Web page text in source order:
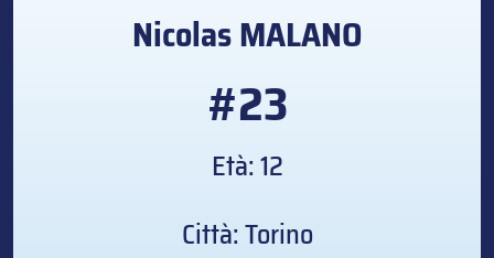
NicolasMALANO
#23
Età: 12
Città: Torino